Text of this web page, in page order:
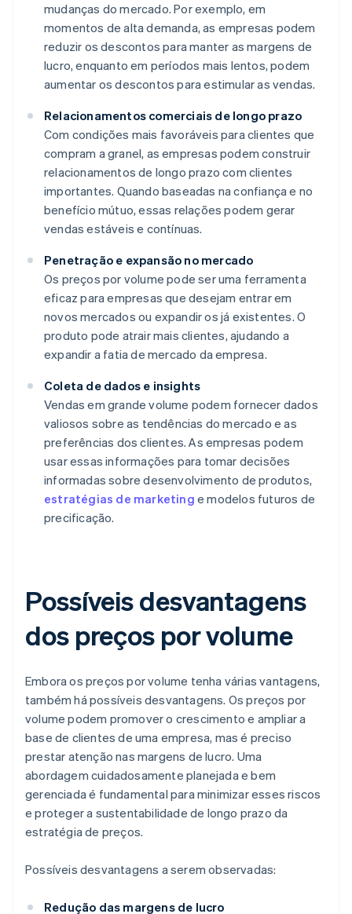
mudanças do mercado. Por exemplo, em
momentos de alta demanda, as empresas podem
reduzir os descontos para manter as margens de
lucro, enquanto em períodos mais lentos, podem
aumentar os descontos para estimular as vendas.
Relacionamentos comerciais de longo prazo
Com condições mais favoráveis para clientes que
compram a granel, as empresas podem construir
relacionamentos de longo prazo com clientes
importantes. Quando baseadas na confiança e no
benefício mútuo, essas relações podem gerar
vendas estáveis e contínuas.
Penetração e expansão no mercado
Os preços por volume pode ser uma ferramenta
eficaz para empresas que desejam entrar em
novos mercados ou expandir os já existentes. O
produto pode atrair mais clientes, ajudando a
expandir a fatia de mercado da empresa.
Coleta de dados e insights
Vendas em grande volume podem fornecer dados
valiosos sobre as tendências do mercado e as
preferências dos clientes. As empresas podem
usar essas informações para tomar decisões
informadas sobre desenvolvimento de produtos,
estratégias de marketing e modelos futuros de
precificação.
Possíveis desvantagens
dos preços por volume
Embora os preços por volume tenha várias vantagens,
também há possíveis desvantagens. Os preços por
volume podem promover o crescimento e ampliar a
base de clientes de uma empresa, mas é preciso
prestar atenção nas margens de lucro. Uma
abordagem cuidadosamente planejada e bem
gerenciada é fundamental para minimizar esses riscos
e proteger a sustentabilidade de longo prazo da
estratégia de preços.
Possíveis desvantagens a serem observadas:
Redução das margens de lucro